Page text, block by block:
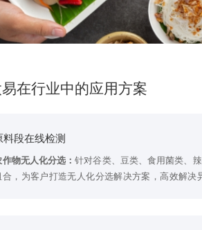
在行业中的应用方案
料段在线检测
作物无人化分选：针对谷类、豆类、食用菌类、
合，为客户打造无人化分选解决方案，高效解